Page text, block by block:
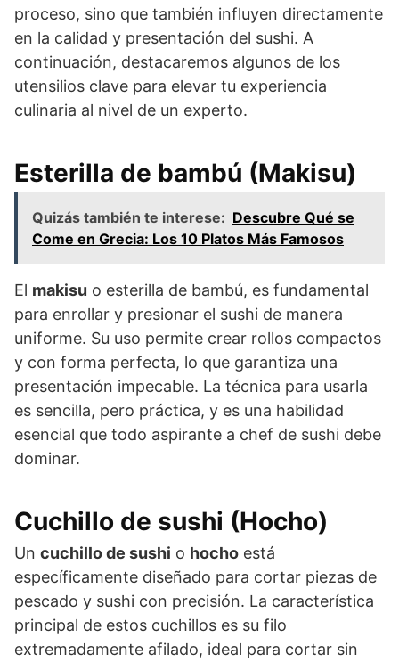
proceso, sino que también influyen directamente
en la calidad y presentación del sushi. A
continuación, destacaremos algunos de los
utensilios clave para elevar tu experiencia
culinaria al nivel de un experto.
Esterilla de bambú (Makisu)
Quizás también te interese: Descubre Qué se
Come en Grecia: Los 10 Platos Más Famosos
El makisu o esterilla de bambú, es fundamental
para enrollar y presionar el sushi de manera
uniforme. Su uso permite crear rollos compactos
y con forma perfecta, lo que garantiza una
presentación impecable. La técnica para usarla
es sencilla, pero práctica, y es una habilidad
esencial que todo aspirante a chef de sushi debe
dominar.
Cuchillo de sushi (Hocho)
Un cuchillo de sushi o hocho está
específicamente diseñado para cortar piezas de
pescado y sushi con precisión. La característica
principal de estos cuchillos es su filo
extremadamente afilado, ideal para cortar sin